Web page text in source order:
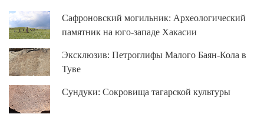
Сафроновский могильник: Археологический
памятник на юго-западе Хакасии
Эксклюзив: Петроглифы Малого Баян-Кола в
Туве
Сундуки: Сокровища тагарской культуры